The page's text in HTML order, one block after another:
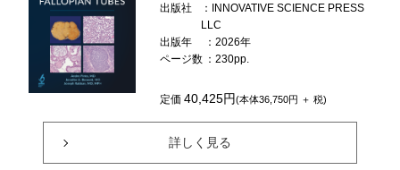
出版社
：INNOVATIVE SCIENCE PRESS
LLC
出版年
：2026年
ページ数 ：230pp.
定価40,425円(本体36,750円 ＋ 税)
詳しく見る